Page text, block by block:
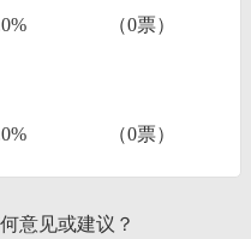
（0票）
（0票）
意见或建议？